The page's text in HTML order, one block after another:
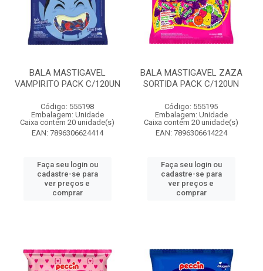
BALA MASTIGAVEL
VAMPIRITO PACK C/120UN
Código: 555198
Embalagem: Unidade
Caixa contém 20 unidade(s)
EAN: 7896306624414
Faça seu login ou
cadastre-se para
ver preços e
comprar
BALA MASTIGAVEL ZAZA
SORTIDA PACK C/120UN
Código: 555195
Embalagem: Unidade
Caixa contém 20 unidade(s)
EAN: 7896306614224
Faça seu login ou
cadastre-se para
ver preços e
comprar